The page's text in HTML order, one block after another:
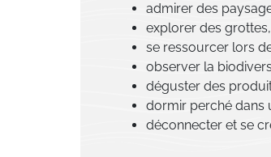
admirer des
explorer des
se ressourcer lors
observer la
déguster des
dormir perché dans
déconnecter et se